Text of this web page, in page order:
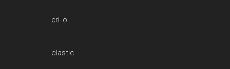
cri-o
elastic